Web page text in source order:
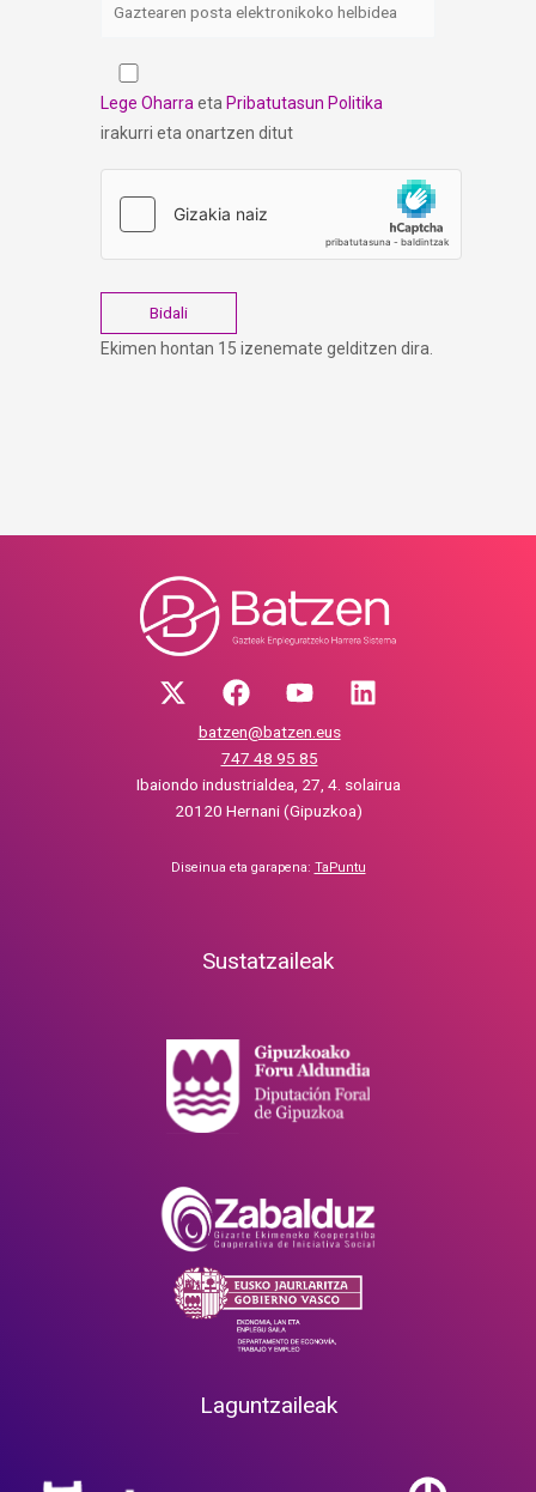
Lege Oharraeta Pribatutasun Politika
irakurri eta onartzen ditut
Ekimen hontan 15 izenemate gelditzen dira.
batzen@batzen.eus
747 48 95 85
Ibaiondo industrialdea, 27, 4. solairua
20120 Hernani (Gipuzkoa)
Diseinua eta garapena: TaPuntu
Sustatzaileak
Laguntzaileak